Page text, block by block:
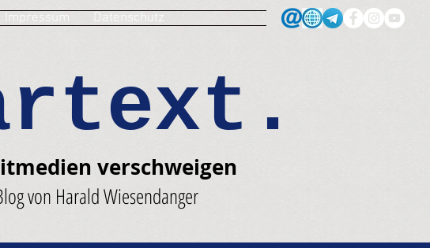
Impressum Datenschutz
verschweigen
von Harald Wiesendanger